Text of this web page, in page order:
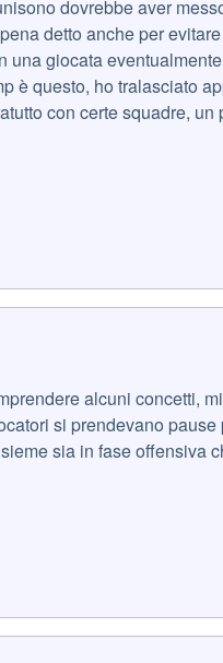
dovrebbe aver
detto anche per
giocata
è questo, ho tralasciato
con certe squadre,
alcuni concetti,
si prendevano
sia in fase offensiva